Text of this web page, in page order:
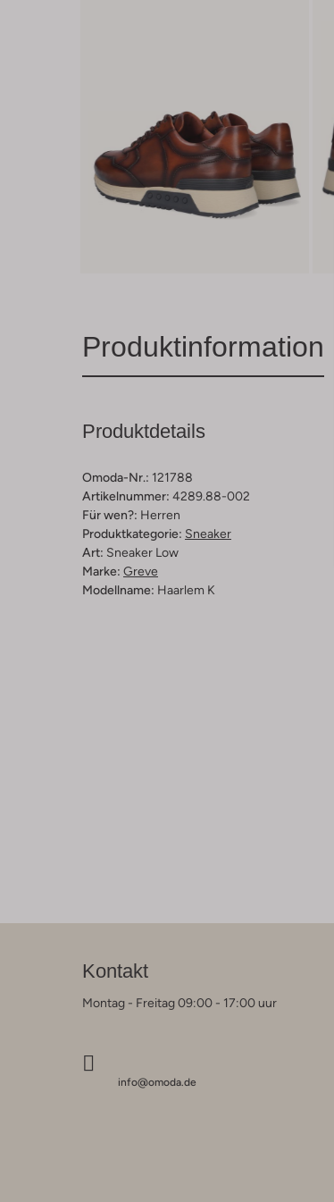
Produktinformation
Produktdetails
Omoda-Nr.: 121788
Artikelnummer: 4289.88-002
Für wen?: Herren
Produktkategorie: Sneaker
Art: Sneaker Low
Marke: Greve
Modellname: Haarlem K
Kontakt
Montag - Freitag 09:00 - 17:00 uur
info@omoda.de